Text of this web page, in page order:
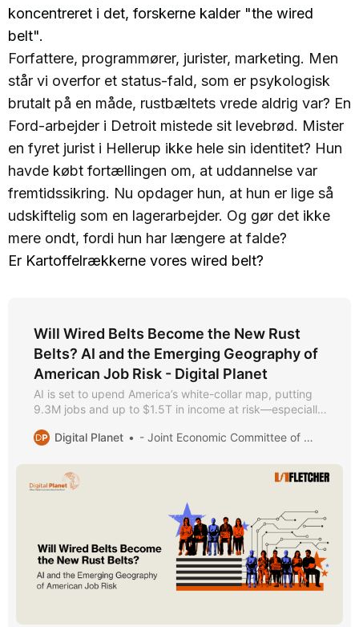
koncentreret i det, forskerne kalder "the wired
belt".
Forfattere, programmører, jurister, marketing. Men
står vi overfor et status-fald, som er psykologisk
brutalt på en måde, rustbæltets vrede aldrig var? En
Ford-arbejder i Detroit mistede sit levebrød. Mister
en fyret jurist i Hellerup ikke hele sin identitet? Hun
havde købt fortællingen om, at uddannelse var
fremtidssikring. Nu opdager hun, at hun er lige så
udskiftelig som en lagerarbejder. Og gør det ikke
mere ondt, fordi hun har længere at falde?
Er Kartoffelrækkerne vores wired belt?
Will Wired Belts Become the New Rust
Belts? AI and the Emerging Geography of
American Job Risk - Digital Planet
AI is set to upend America’s white-collar map, putting
9.3M jobs and up to $1.5T in income at risk—especially
Digital Planet
- Joint Economic Committee of Congress, Automation and Technological Change, 1955